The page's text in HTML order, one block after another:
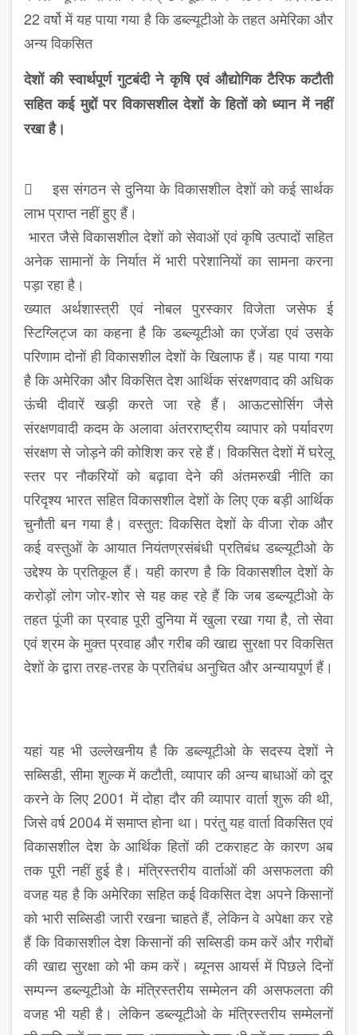
22 वर्षो में यह पाया गया है कि डब्ल्यूटीओ के तहत अमेरिका और
अन्य विकसित
देशों की स्वार्थपूर्ण गुटबंदी ने कृषि एवं औद्योगिक टैरिफ कटौती
सहित कई मुद्दों पर विकासशील देशों के हितों को ध्यान में नहीं
रखा है।
 इस संगठन से दुनिया के विकासशील देशों को कई सार्थक
लाभ प्राप्त नहीं हुए हैं।
भारत जैसे विकासशील देशों को सेवाओं एवं कृषि उत्पादों सहित
अनेक सामानों के निर्यात में भारी परेशानियों का सामना करना
पड़ा रहा है।
ख्यात अर्थशास्त्री एवं नोबल पुरस्कार विजेता जसेफ ई
स्टिग्लिट्ज का कहना है कि डब्ल्यूटीओ का एजेंडा एवं उसके
परिणाम दोनों ही विकासशील देशों के खिलाफ हैं। यह पाया गया
है कि अमेरिका और विकसित देश आर्थिक संरक्षणवाद की अधिक
ऊंची दीवारें खड़ी करते जा रहे हैं। आऊटसोर्सिग जैसे
संरक्षणवादी कदम के अलावा अंतरराष्ट्रीय व्यापार को पर्यावरण
संरक्षण से जोड़ने की कोशिश कर रहे हैं। विकसित देशों में घरेलू
स्तर पर नौकरियों को बढ़ावा देने की अंतमरुखी नीति का
परिदृश्य भारत सहित विकासशील देशों के लिए एक बड़ी आर्थिक
चुनौती बन गया है। वस्तुत: विकसित देशों के वीजा रोक और
कई वस्तुओं के आयात नियंतण्रसंबंधी प्रतिबंध डब्ल्यूटीओ के
उद्देश्य के प्रतिकूल हैं। यही कारण है कि विकासशील देशों के
करोड़ों लोग जोर-शोर से यह कह रहे हैं कि जब डब्ल्यूटीओ के
तहत पूंजी का प्रवाह पूरी दुनिया में खुला रखा गया है, तो सेवा
एवं श्रम के मुक्त प्रवाह और गरीब की खाद्य सुरक्षा पर विकसित
देशों के द्वारा तरह-तरह के प्रतिबंध अनुचित और अन्यायपूर्ण हैं।
यहां यह भी उल्लेखनीय है कि डब्ल्यूटीओ के सदस्य देशों ने
सब्सिडी, सीमा शुल्क में कटौती, व्यापार की अन्य बाधाओं को दूर
करने के लिए 2001 में दोहा दौर की व्यापार वार्ता शुरू की थी,
जिसे वर्ष 2004 में समाप्त होना था। परंतु यह वार्ता विकसित एवं
विकासशील देश के आर्थिक हितों की टकराहट के कारण अब
तक पूरी नहीं हुई है। मंत्रिस्तरीय वार्ताओं की असफलता की
वजह यह है कि अमेरिका सहित कई विकसित देश अपने किसानों
को भारी सब्सिडी जारी रखना चाहते हैं, लेकिन वे अपेक्षा कर रहे
हैं कि विकासशील देश किसानों की सब्सिडी कम करें और गरीबों
की खाद्य सुरक्षा को भी कम करें। ब्यूनस आयर्स में पिछले दिनों
सम्पन्न डब्ल्यूटीओ के मंत्रिस्तरीय सम्मेलन की असफलता की
वजह भी यही है। लेकिन डब्ल्यूटीओ के मंत्रिस्तरीय सम्मेलनों